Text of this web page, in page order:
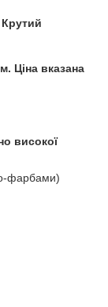
Крутий
Ціна вказана
високої
фарбами)